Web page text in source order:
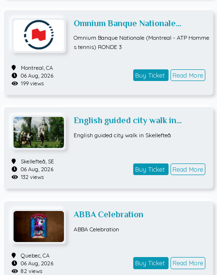
Omnium Banque Nationale
(Montreal - ATP Hommes tennis)
RONDE 3
Omnium Banque Nationale (Montreal - ATP Homme
s tennis) RONDE 3
Montreal, CA
06 Aug, 2026
199 views
Buy Ticket Read More
English guided city walk in
Skellefteå
English guided city walk in Skellefteå
Skellefteå, SE
06 Aug, 2026
132 views
Buy Ticket Read More
ABBA Celebration
ABBA Celebration
Quebec, CA
06 Aug, 2026
82 views
Buy Ticket Read More